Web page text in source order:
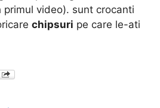
primul video). sunt crocanti
chipsuri pe care le-ati